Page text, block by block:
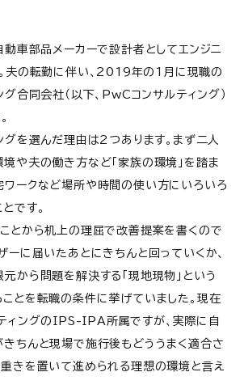
車部品メーカーで設計者としてエンジニ
夫の転勤に伴い、2019年の1月に現職の
合同会社（以下、PwCコンサルティング）
グを選んだ理由は2つあります。まず二人
や夫の働き方など「家族の環境」を踏ま
ワークなど場所や時間の使い方にいろいろ
です。
とから机上の理屈で改善提案を書くので
ーに届いたあとにきちんと回っていくか、
から問題を解決する「現地現物」という
とを転職の条件に挙げていました。現在
ィングのIPS-IPA所属ですが、実際に自
ちんと現場で施行後もどううまく適合さ
きを置いて進められる理想の環境と言え